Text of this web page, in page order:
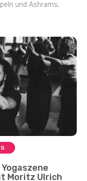
und Ashrams,
Moritz Ulrich